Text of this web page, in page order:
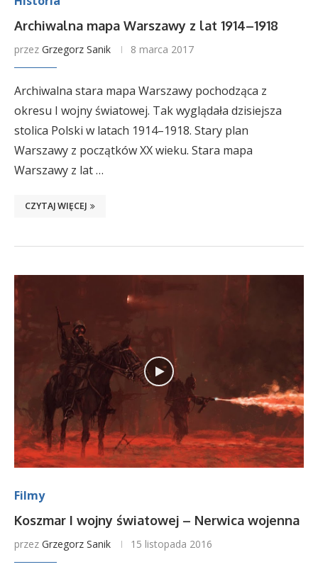
Archiwalna mapa Warszawy z lat 1914–1918
przez Grzegorz Sanik 8 marca 2017
Archiwalna stara mapa Warszawy pochodząca z
okresu I wojny światowej. Tak wyglądała dzisiejsza
stolica Polski w latach 1914–1918. Stary plan
Warszawy z początków XX wieku. Stara mapa
Warszawy z lat …
CZYTAJ WIĘCEJ
Filmy
Koszmar I wojny światowej – Nerwica wojenna
przez Grzegorz Sanik 15 listopada 2016